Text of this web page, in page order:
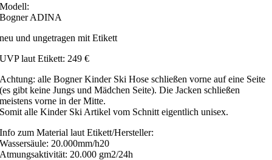
Modell:
Bogner ADINA
neu und ungetragen mit Etikett
UVP laut Etikett: 249 €
Achtung: alle Bogner Kinder Ski Hose schließen vorne auf eine Seite
(es gibt keine Jungs und Mädchen Seite). Die Jacken schließen
meistens vorne in der Mitte.
Somit alle Kinder Ski Artikel vom Schnitt eigentlich unisex.
Info zum Material laut Etikett/Hersteller:
Wassersäule: 20.000mm/h20
Atmungsaktivität: 20.000 gm2/24h